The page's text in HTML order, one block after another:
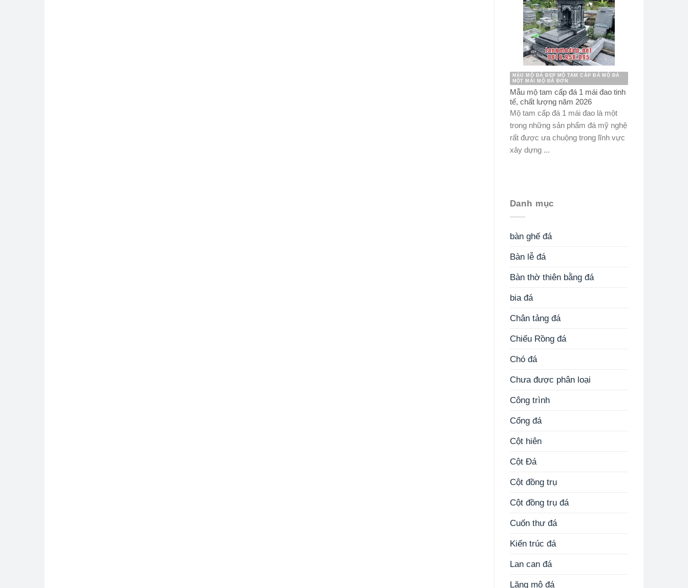
MẪU MỘ ĐÁ ĐẸP MỘ TAM CẤP ĐÁ MỘ ĐÁ
MỘT MÁI MỘ ĐÁ ĐƠN
Mẫu mộ tam cấp đá 1 mái đao tinh
tế, chất lượng năm 2026
Mộ tam cấp đá 1 mái đao là một
trong những sản phẩm đá mỹ nghệ
rất được ưa chuộng trong lĩnh vực
xây dựng ...
Danh mục
bàn ghế đá
Bàn lễ đá
Bàn thờ thiên bằng đá
bia đá
Chân tảng đá
Chiếu Rồng đá
Chó đá
Chưa được phân loại
Công trình
Cổng đá
Cột hiên
Cột Đá
Cột đồng trụ
Cột đồng trụ đá
Cuốn thư đá
Kiến trúc đá
Lan can đá
Lăng mộ đá